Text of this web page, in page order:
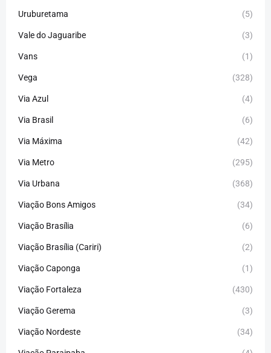
Uruburetama (5)
Vale do Jaguaribe (3)
Vans (1)
Vega (328)
Via Azul (4)
Via Brasil (6)
Via Máxima (42)
Via Metro (295)
Via Urbana (368)
Viação Bons Amigos (34)
Viação Brasília (6)
Viação Brasília (Cariri) (2)
Viação Caponga (1)
Viação Fortaleza (430)
Viação Gerema (3)
Viação Nordeste (34)